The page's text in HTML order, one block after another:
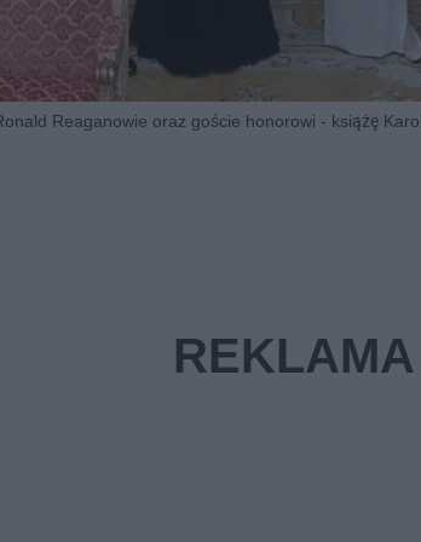
Reaganowie oraz goście honorowi - książę